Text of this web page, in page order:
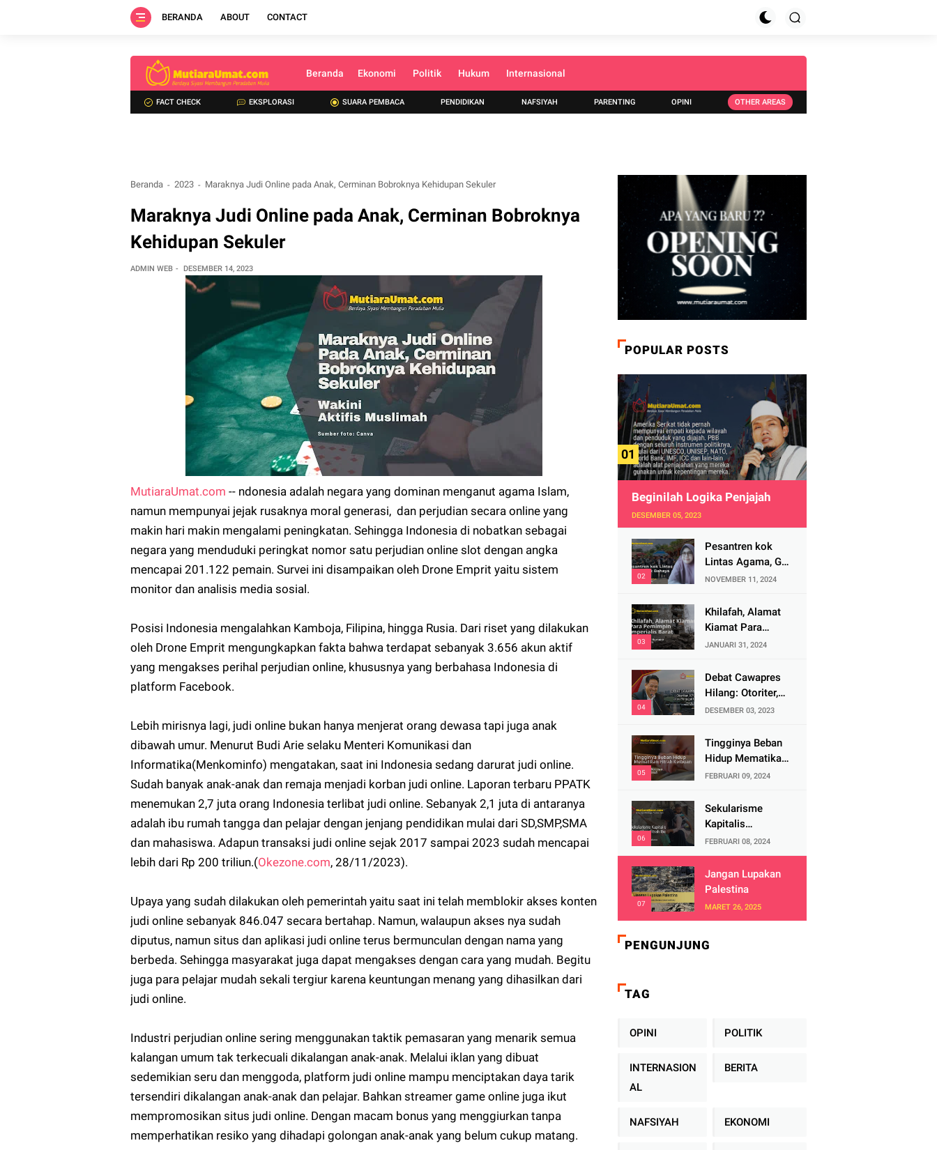
BERANDA ABOUT CONTACT
Beranda Ekonomi Politik Hukum Internasional
FACT CHECK EKSPLORASI SUARA PEMBACA PENDIDIKAN NAFSIYAH PARENTING OPINI OTHER AREAS
Beranda 2023 Maraknya Judi Online pada Anak, Cerminan Bobroknya Kehidupan Sekuler
Maraknya Judi Online pada Anak, Cerminan Bobroknya
Kehidupan Sekuler
ADMIN WEB DESEMBER 14, 2023
MutiaraUmat.com -- ndonesia adalah negara yang dominan menganut agama Islam,
namun mempunyai jejak rusaknya moral generasi, dan perjudian secara online yang
makin hari makin mengalami peningkatan. Sehingga Indonesia di nobatkan sebagai
negara yang menduduki peringkat nomor satu perjudian online slot dengan angka
mencapai 201.122 pemain. Survei ini disampaikan oleh Drone Emprit yaitu sistem
monitor dan analisis media sosial.
Posisi Indonesia mengalahkan Kamboja, Filipina, hingga Rusia. Dari riset yang dilakukan
oleh Drone Emprit mengungkapkan fakta bahwa terdapat sebanyak 3.656 akun aktif
yang mengakses perihal perjudian online, khususnya yang berbahasa Indonesia di
platform Facebook.
Lebih mirisnya lagi, judi online bukan hanya menjerat orang dewasa tapi juga anak
dibawah umur. Menurut Budi Arie selaku Menteri Komunikasi dan
Informatika(Menkominfo) mengatakan, saat ini Indonesia sedang darurat judi online.
Sudah banyak anak-anak dan remaja menjadi korban judi online. Laporan terbaru PPATK
menemukan 2,7 juta orang Indonesia terlibat judi online. Sebanyak 2,1 juta di antaranya
adalah ibu rumah tangga dan pelajar dengan jenjang pendidikan mulai dari SD,SMP,SMA
dan mahasiswa. Adapun transaksi judi online sejak 2017 sampai 2023 sudah mencapai
lebih dari Rp 200 triliun.(Okezone.com, 28/11/2023).
Upaya yang sudah dilakukan oleh pemerintah yaitu saat ini telah memblokir akses konten
judi online sebanyak 846.047 secara bertahap. Namun, walaupun akses nya sudah
diputus, namun situs dan aplikasi judi online terus bermunculan dengan nama yang
berbeda. Sehingga masyarakat juga dapat mengakses dengan cara yang mudah. Begitu
juga para pelajar mudah sekali tergiur karena keuntungan menang yang dihasilkan dari
judi online.
Industri perjudian online sering menggunakan taktik pemasaran yang menarik semua
kalangan umum tak terkecuali dikalangan anak-anak. Melalui iklan yang dibuat
sedemikian seru dan menggoda, platform judi online mampu menciptakan daya tarik
tersendiri dikalangan anak-anak dan pelajar. Bahkan streamer game online juga ikut
mempromosikan situs judi online. Dengan macam bonus yang menggiurkan tanpa
memperhatikan resiko yang dihadapi golongan anak-anak yang belum cukup matang.
POPULAR POSTS
Beginilah Logika Penjajah
DESEMBER 05, 2023
Pesantren kok
Lintas Agama, Ga
Bahaya Tah?
NOVEMBER 11, 2024
Khilafah, Alamat
Kiamat Para
Pemimpin
JANUARI 31, 2024
Debat Cawapres
Hilang: Otoriter,
KPU Pengawal
Demokrasi?
DESEMBER 03, 2023
Tingginya Beban
Hidup Mematikan
Fitrah Keibuan
FEBRUARI 09, 2024
Sekularisme
Kapitalis
Mematikan Fitrah
Ibu
FEBRUARI 08, 2024
Jangan Lupakan
Palestina
MARET 26, 2025
PENGUNJUNG
TAG
OPINI POLITIK
INTERNASION
AL
BERITA
NAFSIYAH EKONOMI